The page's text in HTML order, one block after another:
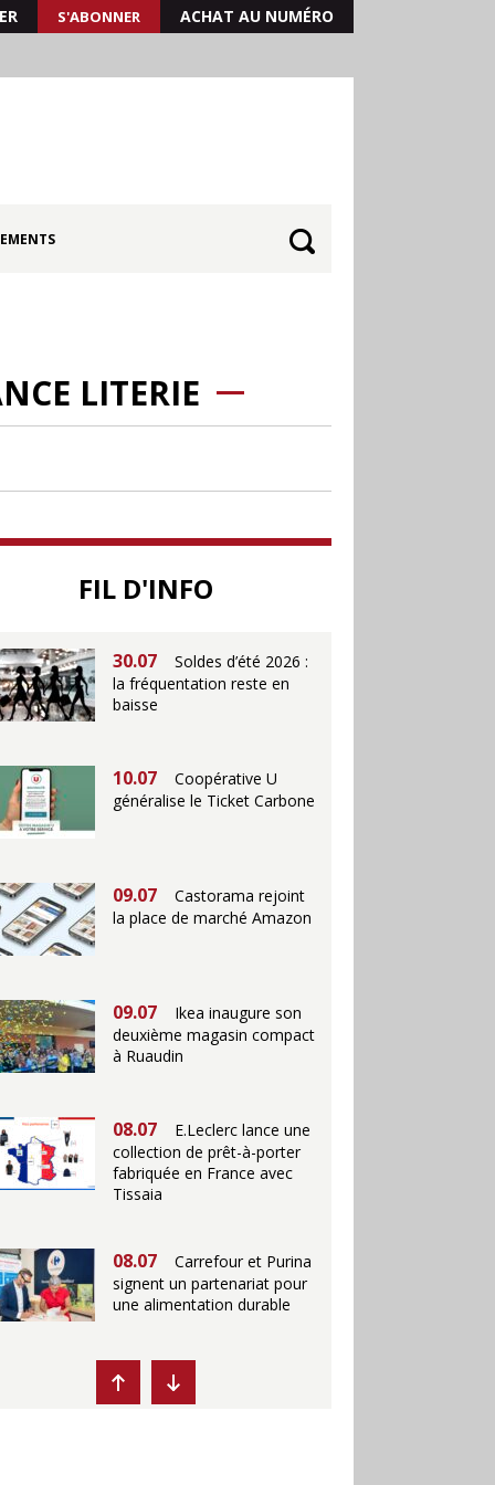
S'ABONNER ACHAT AU NUMÉRO
LITERIE
FIL D'INFO
30.06
25.06
Action ouvre un
30.07
Soldes d’été 2026 :
la fréquentation reste en
baisse
10.07
Coopérative U
généralise le Ticket Carbone
09.07
Castorama rejoint
la place de marché Amazon
09.07
Ikea inaugure son
deuxième magasin compact
à Ruaudin
08.07
E.Leclerc lance une
collection de prêt-à-porter
fabriquée en France avec
Tissaia
08.07
Carrefour et Purina
signent un partenariat pour
une alimentation durable
07.07
Ikea propose des
"Escales fraîcheur" en